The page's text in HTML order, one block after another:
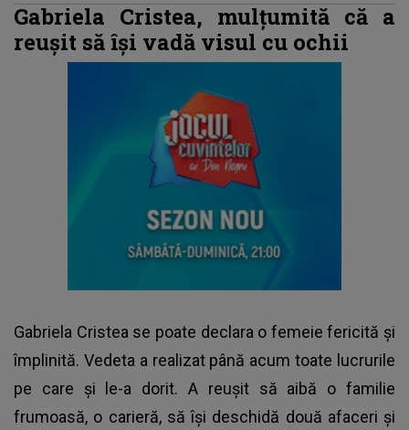
Gabriela Cristea, mulțumită că a
reușit să își vadă visul cu ochii
Gabriela Cristease poate declara o femeie fericită și
împlinită. Vedeta a realizat până acum toate lucrurile
pe care și le-a dorit. A reușit să aibă o familie
frumoasă, o carieră, să își deschidă două afaceri și